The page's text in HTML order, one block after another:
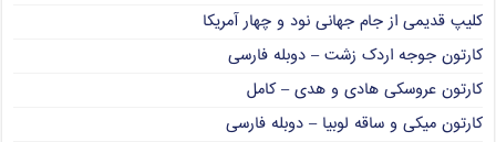
کلیپ قدیمی از جام جهانی نود و چهار آمریکا
کارتون جوجه اردک زشت – دوبله فارسی
کارتون عروسکی هادی و هدی – کامل
کارتون میکی و ساقه لوبیا – دوبله فارسی